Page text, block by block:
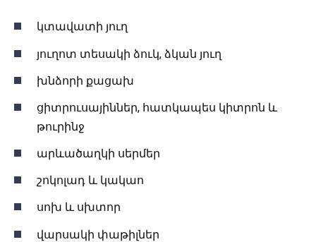
կտավատի յուղ
յուղոտ տեսակի ձուկ, ձկան յուղ
խնձորի քացախ
ցիտրուսայիններ, հատկապես կիտրոն և
թուրինջ
արևածաղկի սերմեր
շոկոլադ և կակաո
սոխ և սխտոր
վարսակի փաթիլներ